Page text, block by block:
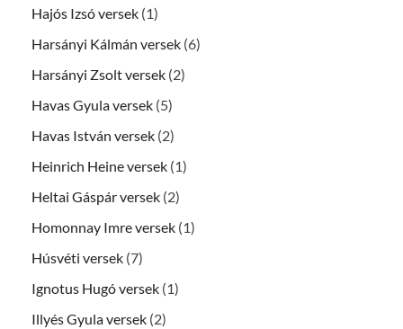
Hajós Izsó versek (1)
Harsányi Kálmán versek (6)
Harsányi Zsolt versek (2)
Havas Gyula versek (5)
Havas István versek (2)
Heinrich Heine versek (1)
Heltai Gáspár versek (2)
Homonnay Imre versek (1)
Húsvéti versek (7)
Ignotus Hugó versek (1)
Illyés Gyula versek (2)